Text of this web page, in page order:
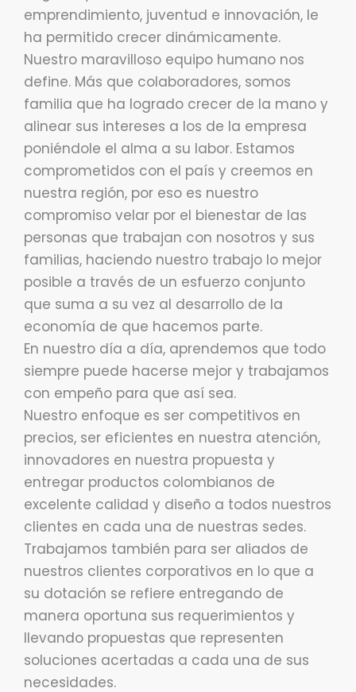
emprendimiento, juventud e innovación, le
ha permitido crecer dinámicamente.
Nuestro maravilloso equipo humano nos
define. Más que colaboradores, somos
familia que ha logrado crecer de la mano y
alinear sus intereses a los de la empresa
poniéndole el alma a su labor. Estamos
comprometidos con el país y creemos en
nuestra región, por eso es nuestro
compromiso velar por el bienestar de las
personas que trabajan con nosotros y sus
familias, haciendo nuestro trabajo lo mejor
posible a través de un esfuerzo conjunto
que suma a su vez al desarrollo de la
economía de que hacemos parte.
En nuestro día a día, aprendemos que todo
siempre puede hacerse mejor y trabajamos
con empeño para que así sea.
Nuestro enfoque es ser competitivos en
precios, ser eficientes en nuestra atención,
innovadores en nuestra propuesta y
entregar productos colombianos de
excelente calidad y diseño a todos nuestros
clientes en cada una de nuestras sedes.
Trabajamos también para ser aliados de
nuestros clientes corporativos en lo que a
su dotación se refiere entregando de
manera oportuna sus requerimientos y
llevando propuestas que representen
soluciones acertadas a cada una de sus
necesidades.